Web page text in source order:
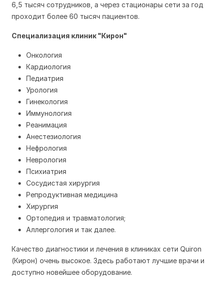
6,5 тысяч сотрудников, а через стационары сети за год
проходит более 60 тысяч пациентов.
Специализация клиник "Кирон"
Онкология
Кардиология
Педиатрия
Урология
Гинекология
Иммунология
Реанимация
Анестезиология
Нефрология
Неврология
Психиатрия
Сосудистая хирургия
Репродуктивная медицина
Хирургия
Ортопедия и травматология;
Аллергология и так далее.
Качество диагностики и лечения в клиниках сети Quiron
(Кирон) очень высокое. Здесь работают лучшие врачи и
доступно новейшее оборудование.